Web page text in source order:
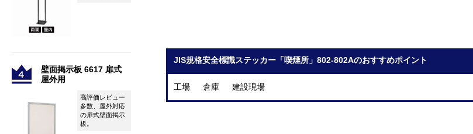
JIS規格安全標識ステッカー「喫煙所」802-802Aのおすすめポイント
工場 倉庫 建設現場
壁面掲示板 6617 扉式
屋外用
高評価レビュー
多数、屋外対応
の扉式壁面掲示
板。